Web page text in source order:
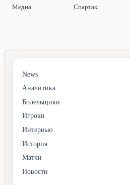
Медиа
Спартак.
News
Аналитика
Болельщики
Игроки
Интервью
История
Матчи
Новости